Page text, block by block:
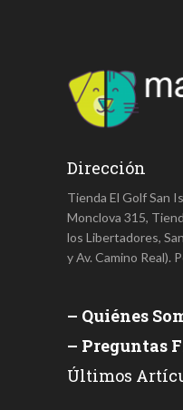
Dirección
Tienda El Golf San
Monclova 315,
los Libertadores,
y Av. Camino Real).
– Quiénes
– Preguntas
Últimos